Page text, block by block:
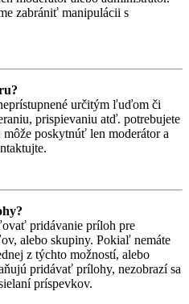
zabrániť manipulácii s
určitým ľuďom či
prispievaniu atď. potrebujete
poskytnúť len moderátor a
pridávanie príloh pre
alebo skupiny. Pokiaľ nemáte
z týchto možností, alebo
pridávať prílohy, nezobrazí sa
príspevkov.